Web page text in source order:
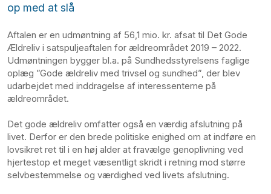
op med at slå
Aftalen er en udmøntning af 56,1 mio. kr. afsat til Det Gode
Ældreliv i satspuljeaftalen for ældreområdet 2019 – 2022.
Udmøntningen bygger bl.a. på Sundhedsstyrelsens faglige
oplæg ”Gode ældreliv med trivsel og sundhed”, der blev
udarbejdet med inddragelse af interessenterne på
ældreområdet.
Det gode ældreliv omfatter også en værdig afslutning på
livet. Derfor er den brede politiske enighed om at indføre en
lovsikret ret til i en høj alder at fravælge genoplivning ved
hjertestop et meget væsentligt skridt i retning mod større
selvbestemmelse og værdighed ved livets afslutning.